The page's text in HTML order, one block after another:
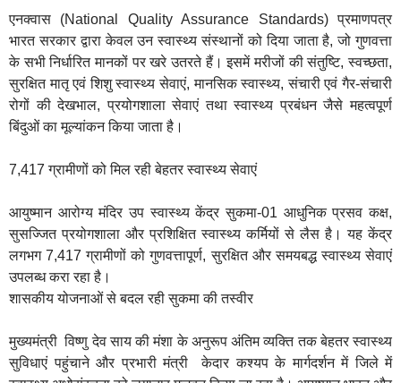
एनक्वास (National Quality Assurance Standards) प्रमाणपत्र
भारत सरकार द्वारा केवल उन स्वास्थ्य संस्थानों को दिया जाता है, जो गुणवत्ता
के सभी निर्धारित मानकों पर खरे उतरते हैं। इसमें मरीजों की संतुष्टि, स्वच्छता,
सुरक्षित मातृ एवं शिशु स्वास्थ्य सेवाएं, मानसिक स्वास्थ्य, संचारी एवं गैर-संचारी
रोगों की देखभाल, प्रयोगशाला सेवाएं तथा स्वास्थ्य प्रबंधन जैसे महत्वपूर्ण
बिंदुओं का मूल्यांकन किया जाता है।
7,417 ग्रामीणों को मिल रही बेहतर स्वास्थ्य सेवाएं
आयुष्मान आरोग्य मंदिर उप स्वास्थ्य केंद्र सुकमा-01 आधुनिक प्रसव कक्ष,
सुसज्जित प्रयोगशाला और प्रशिक्षित स्वास्थ्य कर्मियों से लैस है। यह केंद्र
लगभग 7,417 ग्रामीणों को गुणवत्तापूर्ण, सुरक्षित और समयबद्ध स्वास्थ्य सेवाएं
उपलब्ध करा रहा है।
शासकीय योजनाओं से बदल रही सुकमा की तस्वीर
मुख्यमंत्री विष्णु देव साय की मंशा के अनुरूप अंतिम व्यक्ति तक बेहतर स्वास्थ्य
सुविधाएं पहुंचाने और प्रभारी मंत्री केदार कश्यप के मार्गदर्शन में जिले में